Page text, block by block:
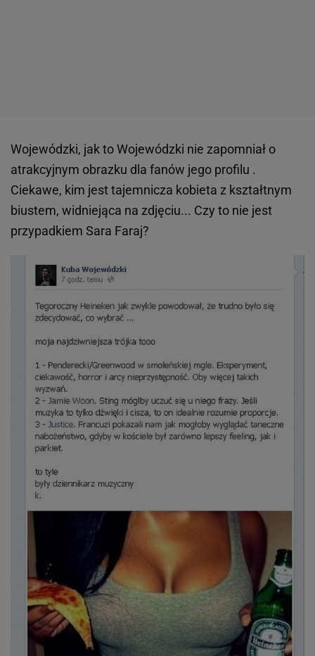
Wojewódzki, jak to Wojewódzki nie zapomniał o
atrakcyjnym obrazku dla fanów jego profilu .
Ciekawe, kim jest tajemnicza kobieta z kształtnym
biustem, widniejąca na zdjęciu... Czy to nie jest
przypadkiem Sara Faraj?